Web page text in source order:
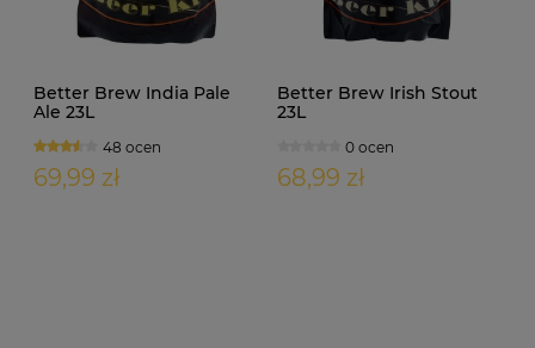
Better Brew India Pale
Ale 23L
48 ocen
69,99 zł
Better Brew Irish Stout
23L
0 ocen
68,99 zł